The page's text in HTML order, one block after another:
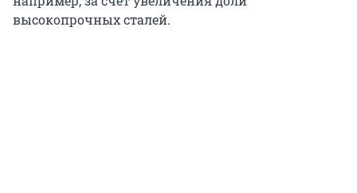
высокопрочных сталей.